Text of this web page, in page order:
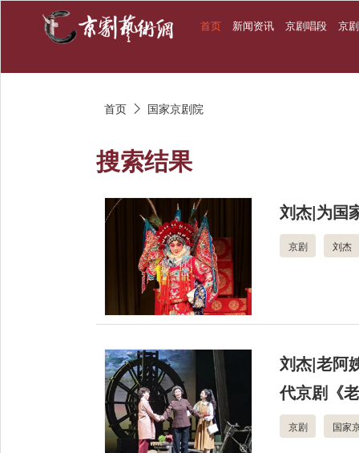
首页 新闻资讯 京剧唱段 京
首页  国家京剧院
搜索结果
刘杰|为国
京剧 刘杰
刘杰|老阿
代京剧《
京剧 国家